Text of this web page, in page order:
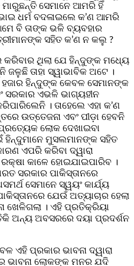
ସେମାନେ ଆମରି ହିଁ
ଧର୍ମ ବଦଳାଇଲେ କ’ଣ ଆମରି
ବି ତାଙ୍କ ଭଳି ବ୍ୟବହାର
ସହିତ କ’ଣ ନ କଲୁ ?
କରିବାର ଥିଲା ଯେ ହିନ୍ଦୁଙ୍କ ମଧ୍ୟେ
ତାହା ସ୍ୱାଭାବିକ ଅଟେ ।
ହଜାର ହିନ୍ଦୁଙ୍କ କେବଳ ସେମାନଙ୍କ
ସରକାର ଏଭଳି ଭାଗ୍ୟହୀନ
। ତାହେଲେ ଏହା କ’ଣ
ଉତ୍ତେଜନା ଏବଂ ପୀଡ଼ା ହେବନି
ଲୋକ ଦେଖାଇବା
ହିନ୍ଦୁମାନେ ମୁସଲମାନଙ୍କ ସହିତ
ଏପରି କରିବା ଦ୍ୱାରା
କାଳେ ହୋଇଯାଇପାରିବ ।
ସରକାର ପାକିସ୍ତାନରେ
ସେମାନେ ସ୍ୱୟଂ କାର୍ଯ୍ୟ
ଯେଉଁ ଅତ୍ୟାଚାର ହେଲା
ଖେଳିଗଲା । ଏହି ପ୍ରତିକ୍ରିୟା
ଅନ୍ୟ ଅବସରରେ ଦୟା ପ୍ରଦର୍ଶନ
ଏହି ପ୍ରକାର ଭାବନା ଦ୍ୱାରା
ଭାବନା ଲୋକଙ୍କ ମନର ଯଦି